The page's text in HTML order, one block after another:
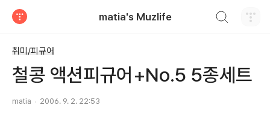
matia's Muzlife
취미/피규어
철콩 액션피규어+No.5 5종세트
matia 2006. 9. 2. 22:53